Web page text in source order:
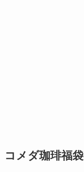
コメダ珈琲福